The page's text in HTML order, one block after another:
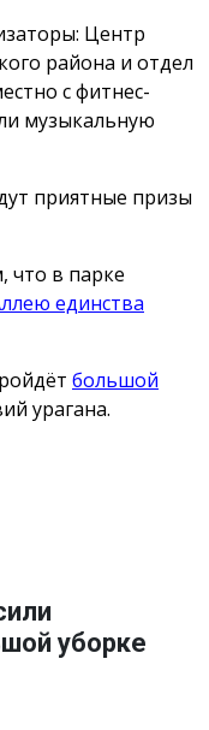
Центр
района и отдел
с фитнес-
музыкальную
приятные призы
что в парке
единства
большой
урагана.
уборке